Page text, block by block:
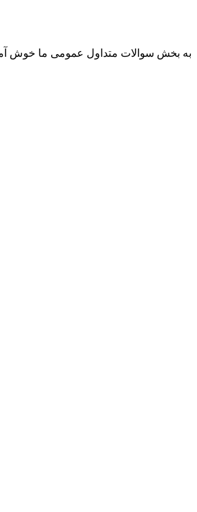
به بخش سوالات متداول عمومی ما خوش